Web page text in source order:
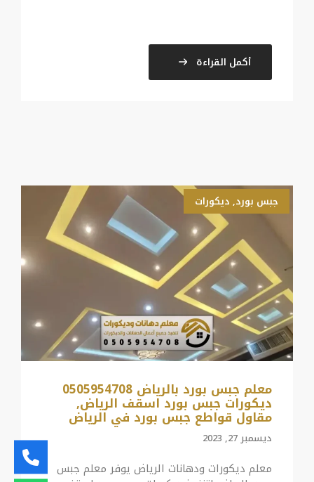
أكمل القراءة
جبس بورد, ديكورات
معلم جبس بورد بالرياض 0505954708
ديكورات جبس بورد اسقف الرياض,
مقاول قواطع جبس بورد في الرياض
ديسمبر 27, 2023
معلم ديكورات ودهانات الرياض يوفر معلم جبس